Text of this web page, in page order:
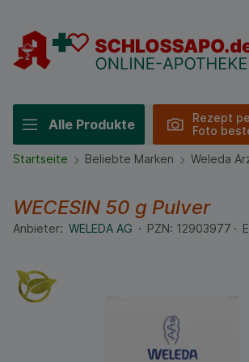
Alle Produkte
Rezept
Foto
Startseite Beliebte Marken Weleda
WECESIN 50 g Pulver
Anbieter: WELEDA AG PZN: 12903977